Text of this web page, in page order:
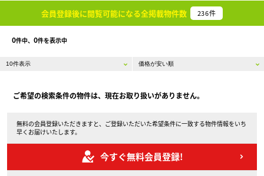
会員登録後に閲覧可能になる全掲載物件数 236件
0件中、 0件を表示中
ご希望の検索条件の物件は、現在お取り扱いがありません。
無料の会員登録いただきますと、ご登録いただいた希望条件に一致する物件情報をいち
早くお届けいたします。
今すぐ無料会員登録!